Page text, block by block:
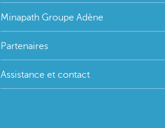
Minapath Groupe Adène
Partenaires
Assistance et contact